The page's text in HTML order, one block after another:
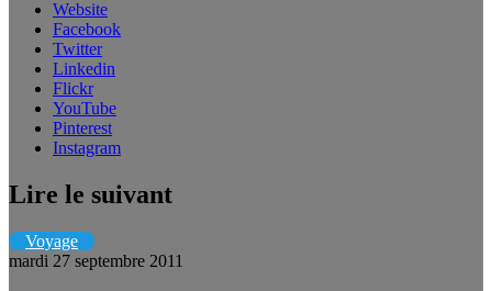
Website
Facebook
Twitter
Linkedin
Flickr
YouTube
Pinterest
Instagram
Lire le suivant
Voyage
mardi 27 septembre 2011